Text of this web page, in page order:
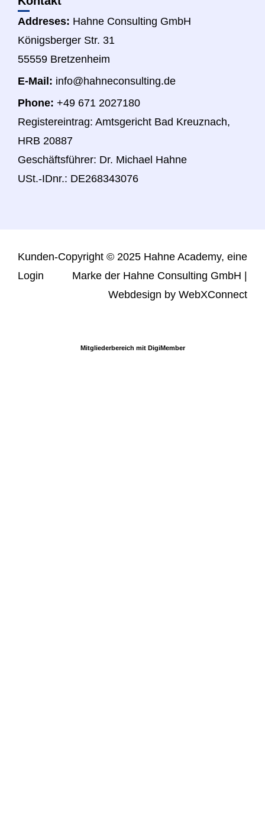
Addreses: Hahne Consulting GmbH
Königsberger Str. 31
55559 Bretzenheim
E-Mail: info@hahneconsulting.de
Phone: +49 671 2027180
Registereintrag: Amtsgericht Bad Kreuznach,
HRB 20887
Geschäftsführer: Dr. Michael Hahne
USt.-IDnr.: DE268343076
Kunden-
Login
Copyright © 2025 Hahne Academy, eine
Marke der Hahne Consulting GmbH |
Webdesign by WebXConnect
Mitgliederbereich mit DigiMember